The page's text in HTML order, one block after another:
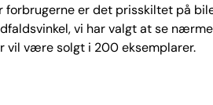
forbrugerne er det prisskiltet på
vi har valgt at se
vil være solgt i 200 eksemplarer.